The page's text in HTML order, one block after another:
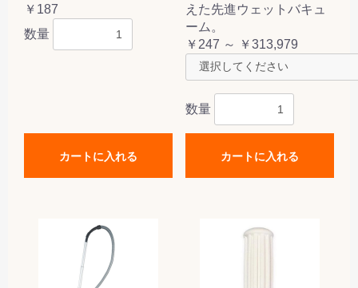
￥187
数量
カートに入れる
えた先進ウェットバキュ
ーム。
￥247 ～ ￥313,979
数量
カートに入れる